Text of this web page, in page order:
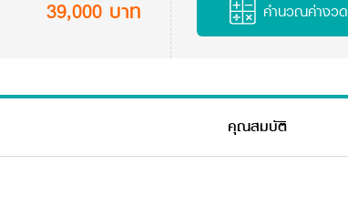
39,000 บาท คำนวณค่างวด
คุณสมบัติ